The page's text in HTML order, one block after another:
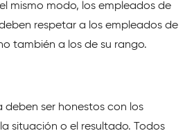
mismo modo, los empleados de
respetar a los empleados de
también a los de su rango.
deben ser honestos con los
situación o el resultado. Todos